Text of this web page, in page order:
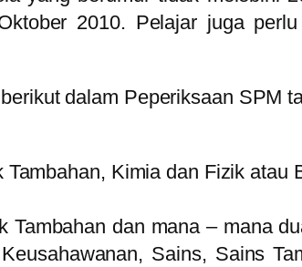
2010. Pelajar juga
dalam Peperiksaan SPM
Kimia dan Fizik atau
dan mana – mana
Sains, Sains